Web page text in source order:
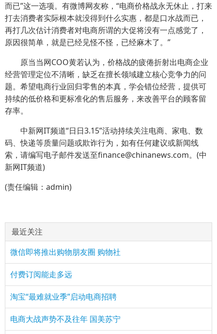
而已”这一选项。有微博网友称，“电商价格战永无休止，打来
打去消费者实际根本就没得到什么实惠，都是口水战而已，
再打几次估计消费者对电商所谓的大促将没有一点感觉了，
原因很简单，就是已经见怪不怪，已经麻木了。”
原当当网COO黄若认为，价格战的疲倦折射出电商企业
经营管理定位不清晰，缺乏在擅长领域建立核心竞争力的问
题。希望电商行业回归零售的本真，学会错位经营，提供可
持续的低价格和更标准化的售后服务，来改善平台的顾客留
存率。
中新网IT频道“日日3.15”活动持续关注电商、家电、数
码、快递等质量问题或欺诈行为，如有任何建议或新闻线
索，请编写电子邮件发送至finance@chinanews.com。(中
新网IT频道)
(责任编辑：admin)
最近关注
微信即将推出购物朋友圈 购物社
付费订阅能走多远
淘宝“最难就业季”启动电商招聘
电商大战声势不及往年 国美苏宁